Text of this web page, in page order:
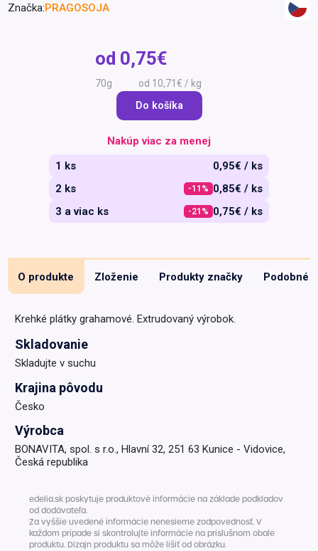
Drogéria a kozmetika
Domácnosť a kancelária
Domáci miláčikovia
Lekáreň
Značka:PRAGOSOJA
od 0,75€
70g od 10,71€ / kg
Do košíka
Nakúp viac za menej
1 ks
0,95€ / ks
2 ks
-11% 0,85€ / ks
3 a viac ks
-21% 0,75€ / ks
O produkte Zloženie Produkty značky Podobné
Krehké plátky grahamové. Extrudovaný výrobok.
Skladovanie
Skladujte v suchu
Krajina pôvodu
Česko
Výrobca
BONAVITA, spol. s r.o., Hlavní 32, 251 63 Kunice - Vidovice,
Česká republika
edelia.sk poskytuje produktové informácie na základe podkladov
od dodávateľa.
Za vyššie uvedené informácie nenesieme zodpovednosť. V
každom prípade si skontrolujte informácie na príslušnom obale
produktu. Dizajn produktu sa môže líšiť od obrázku.